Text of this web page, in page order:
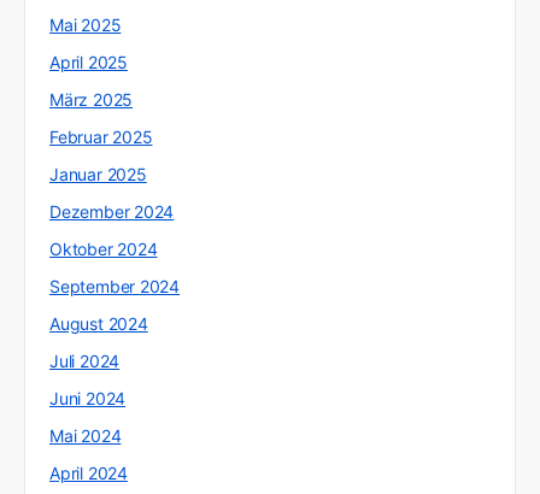
Mai 2025
April 2025
März 2025
Februar 2025
Januar 2025
Dezember 2024
Oktober 2024
September 2024
August 2024
Juli 2024
Juni 2024
Mai 2024
April 2024